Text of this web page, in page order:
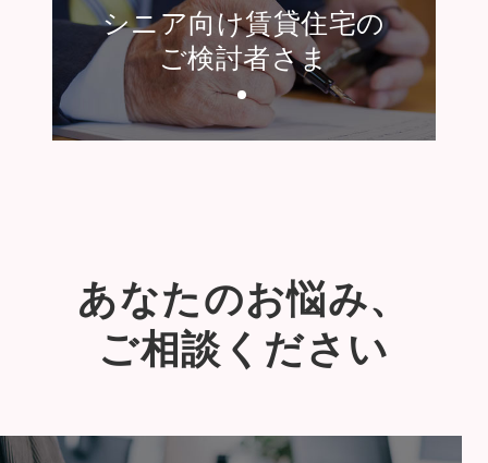
シニア向け賃貸住宅の
ご検討者さま
あなたのお悩み、
ご相談ください